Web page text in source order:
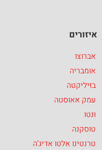
איזורים
אברוצו
אומבריה
בזיליקטה
עמק אאוסטה
ונטו
טוסקנה
טרנטינו אלטו אדיג’ה